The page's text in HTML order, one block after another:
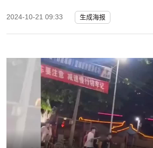
2024-10-21 09:33 生成海报